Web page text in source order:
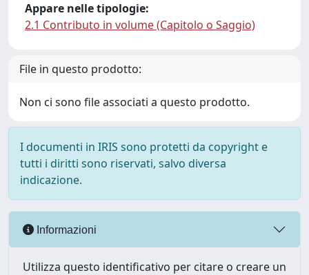
Appare nelle tipologie:
2.1 Contributo in volume (Capitolo o Saggio)
File in questo prodotto:
Non ci sono file associati a questo prodotto.
I documenti in IRIS sono protetti da copyright e
tutti i diritti sono riservati, salvo diversa
indicazione.
Informazioni
Utilizza questo identificativo per citare o creare un